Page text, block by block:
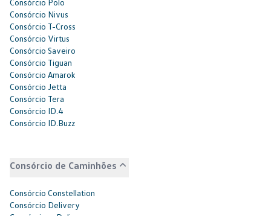
Consórcio Nivus
Consórcio T-Cross
Consórcio Virtus
Consórcio Saveiro
Consórcio Tiguan
Consórcio Amarok
Consórcio Jetta
Consórcio Tera
Consórcio ID.4
Consórcio ID.Buzz
Consórcio de Caminhões
Consórcio Constellation
Consórcio Delivery